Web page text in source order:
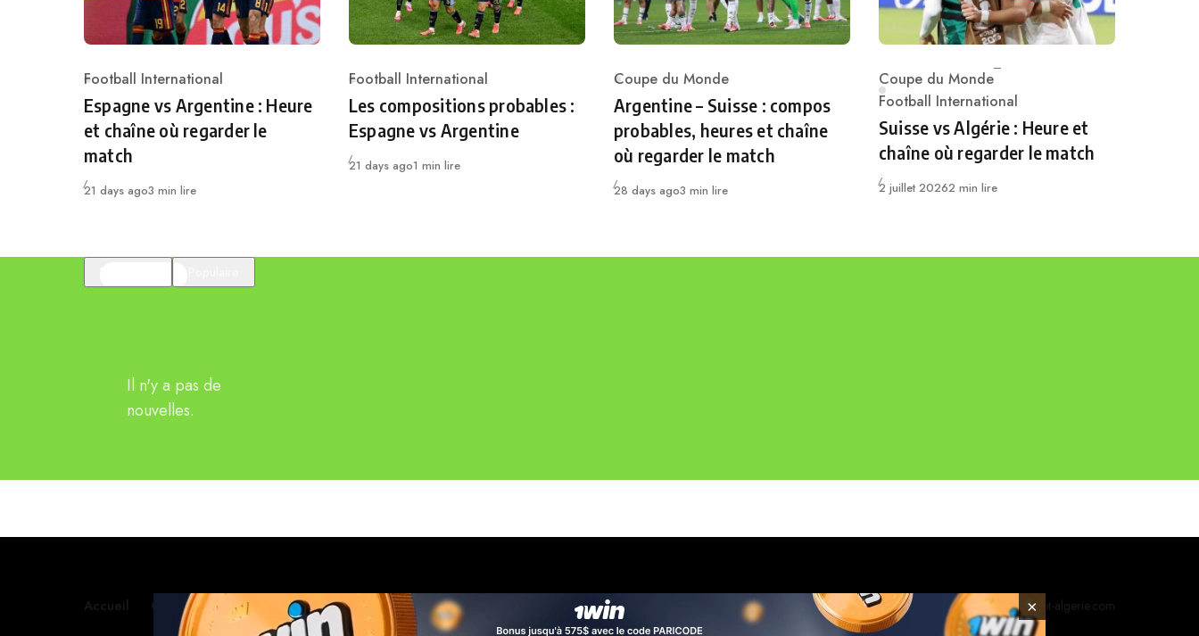
Category
Football International
Espagne vs Argentine : Heure
et chaîne où regarder le
match
Publié
21 days ago3 min lire
Category
Football International
Les compositions probables :
Espagne vs Argentine
Publié
21 days ago1 min lire
Category
Coupe du Monde
Argentine – Suisse : compos
probables, heures et chaîne
où regarder le match
Publié
28 days ago3 min lire
Category
Coupe du Monde
Football International
Suisse vs Algérie : Heure et
chaîne où regarder le match
Publié
2 juillet 20262 min lire
Il n'y a pas de
nouvelles.
Accueil Contactez-nous © 2026 foot-algerie.com
×